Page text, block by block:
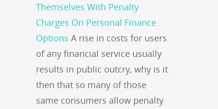
Themselves With Penalty
Charges On Personal Finance
Options A rise in costs for users
of any financial service usually
results in public outcry, why is it
then that so many of those
same consumers allow penalty